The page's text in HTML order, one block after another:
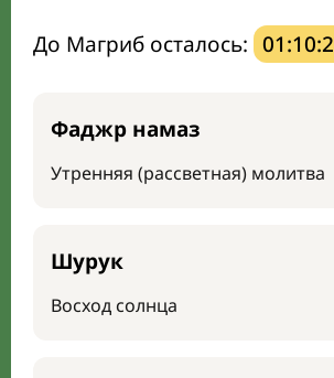
До Магриб осталось:
Фаджр намаз
Утренняя (рассветная) молитва
Шурук
Восход солнца